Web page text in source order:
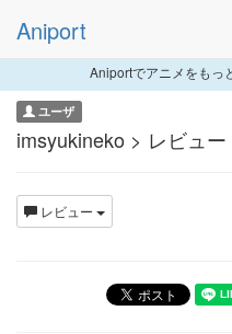
Aniport
Aniportでアニメをもっ
ユーザ
imsyukineko > レビュー
レビュー